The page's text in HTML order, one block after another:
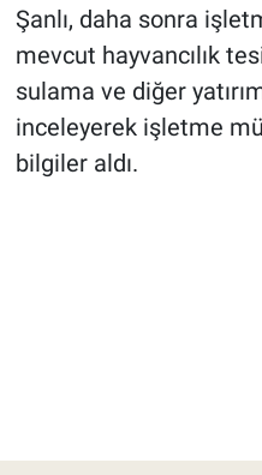
Şanlı, daha sonra
mevcut hayvancılık
sulama ve diğer
inceleyerek işletme
bilgiler aldı.